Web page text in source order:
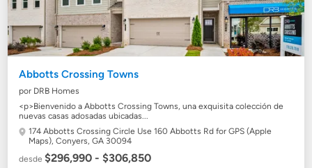
Abbotts Crossing Towns
por DRB Homes
<p>Bienvenido a Abbotts Crossing Towns, una exquisita colección de
nuevas casas adosadas ubicadas...
174 Abbotts Crossing Circle Use 160 Abbotts Rd for GPS (Apple
Maps),Conyers, GA 30094
desde$296,990 - $306,850